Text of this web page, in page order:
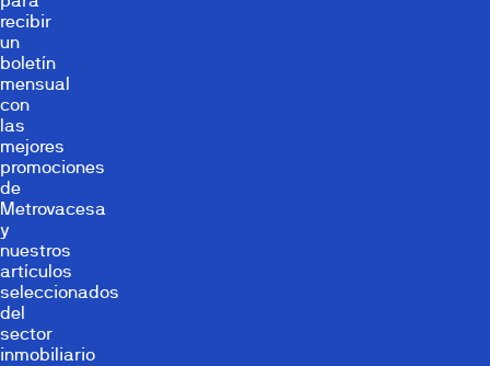
recibir
un
boletín
mensual
con
las
mejores
promociones
de
Metrovacesa
y
nuestros
artículos
seleccionados
del
sector
inmobiliario